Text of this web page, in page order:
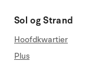
Sol og Strand
Hoofdkwartier
Plus